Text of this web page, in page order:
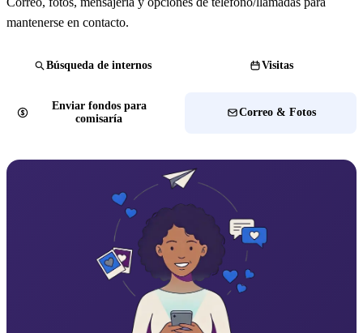
mantenerse en contacto.
Búsqueda de internos Visitas
Enviar fondos para
comisaría
Correo & Fotos